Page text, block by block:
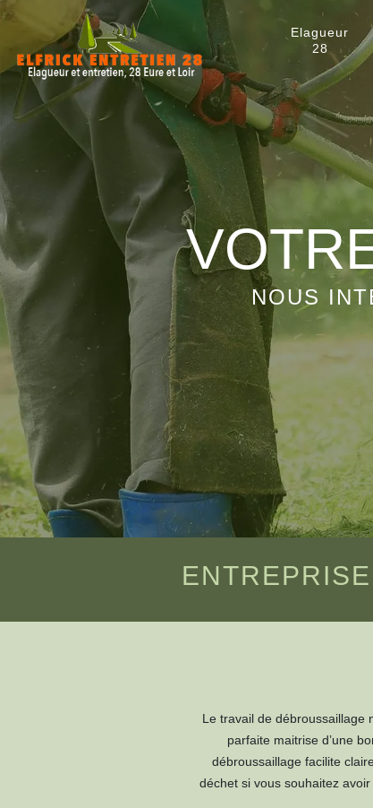
Elagueur
28
NOUS
Le travail de débroussaillage
parfaite maitrise d’une
débroussaillage facilite
déchet si vous souhaitez